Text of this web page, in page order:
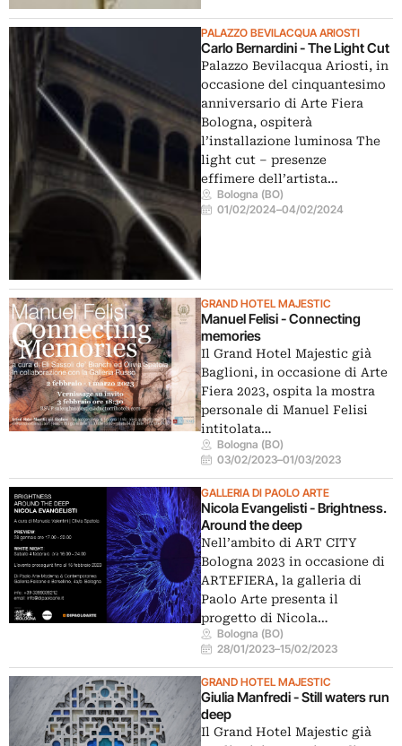
PALAZZO BEVILACQUA ARIOSTI
Carlo Bernardini - The Light Cut
Palazzo Bevilacqua Ariosti, in
occasione del cinquantesimo
anniversario di Arte Fiera
Bologna, ospiterà
l’installazione luminosa The
light cut – presenze
effimere dell’artista…
Bologna (BO)
01/02/2024–04/02/2024
GRAND HOTEL MAJESTIC
Manuel Felisi - Connecting
memories
Il Grand Hotel Majestic già
Baglioni, in occasione di Arte
Fiera 2023, ospita la mostra
personale di Manuel Felisi
intitolata…
Bologna (BO)
03/02/2023–01/03/2023
GALLERIA DI PAOLO ARTE
Nicola Evangelisti - Brightness.
Around the deep
Nell’ambito di ART CITY
Bologna 2023 in occasione di
ARTEFIERA, la galleria di
Paolo Arte presenta il
progetto di Nicola…
Bologna (BO)
28/01/2023–15/02/2023
GRAND HOTEL MAJESTIC
Giulia Manfredi - Still waters run
deep
Il Grand Hotel Majestic già